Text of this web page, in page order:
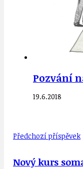
Pozvání
19.6.2018
Předchozí příspěvek
Nový kurs